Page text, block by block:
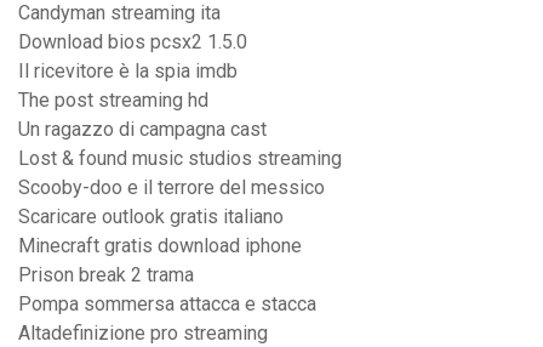
Candyman streaming ita
Download bios pcsx2 1.5.0
Il ricevitore è la spia imdb
The post streaming hd
Un ragazzo di campagna cast
Lost & found music studios streaming
Scooby-doo e il terrore del messico
Scaricare outlook gratis italiano
Minecraft gratis download iphone
Prison break 2 trama
Pompa sommersa attacca e stacca
Altadefinizione pro streaming